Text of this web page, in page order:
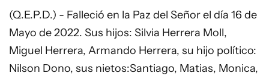
(Q.E.P.D.) - Falleció en la Paz del Señor el día 16 de
Mayo de 2022. Sus hijos: Silvia Herrera Moll,
Miguel Herrera, Armando Herrera, su hijo político:
Nilson Dono, sus nietos:Santiago, Matias, Monica,